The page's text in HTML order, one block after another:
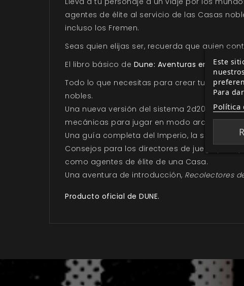
agentes de élite al servicio de las Casas
incluso los Fremen.
Seas quien elijas ser, recuerda que quien
El libro básico de Dune: Aventuras en el
Todo lo que necesitas para crear tus
nobles.
Una nueva versión del sistema 2d20
mecánicas para jugar en modo arquitecto,
Una guía completa del Imperio, la sociedad,
Consejos para los directores de juego
como agentes de élite de una Casa.
Una aventura de introducción, Recolectores
Producto oficial de DUNE.
Este
Para
Política